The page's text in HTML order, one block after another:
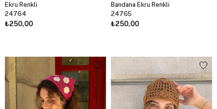
Ekru Renkli
24764
₺250,00
Bandana Ekru Renkli
24765
₺250,00